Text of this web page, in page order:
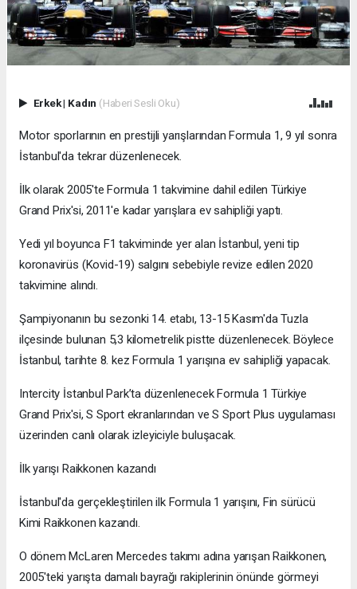
Erkek| Kadın (Haberi Sesli Oku)
Motor sporlarının en prestijli yarışlarından Formula 1, 9 yıl sonra
İstanbul'da tekrar düzenlenecek.
İlk olarak 2005'te Formula 1 takvimine dahil edilen Türkiye
Grand Prix'si, 2011'e kadar yarışlara ev sahipliği yaptı.
Yedi yıl boyunca F1 takviminde yer alan İstanbul, yeni tip
koronavirüs (Kovid-19) salgını sebebiyle revize edilen 2020
takvimine alındı.
Şampiyonanın bu sezonki 14. etabı, 13-15 Kasım'da Tuzla
ilçesinde bulunan 5,3 kilometrelik pistte düzenlenecek. Böylece
İstanbul, tarihte 8. kez Formula 1 yarışına ev sahipliği yapacak.
Intercity İstanbul Park’ta düzenlenecek Formula 1 Türkiye
Grand Prix'si, S Sport ekranlarından ve S Sport Plus uygulaması
üzerinden canlı olarak izleyiciyle buluşacak.
İlk yarışı Raikkonen kazandı
İstanbul'da gerçekleştirilen ilk Formula 1 yarışını, Fin sürücü
Kimi Raikkonen kazandı.
O dönem McLaren Mercedes takımı adına yarışan Raikkonen,
2005'teki yarışta damalı bayrağı rakiplerinin önünde görmeyi